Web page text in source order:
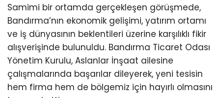
Samimi bir ortamda gerçekleşen görüşmede,
Bandırma’nın ekonomik gelişimi, yatırım ortamı
ve iş dünyasının beklentileri üzerine karşılıklı fikir
alışverişinde bulunuldu. Bandırma Ticaret Odası
Yönetim Kurulu, Aslanlar İnşaat ailesine
çalışmalarında başarılar dileyerek, yeni tesisin
hem firma hem de bölgemiz için hayırlı olmasını